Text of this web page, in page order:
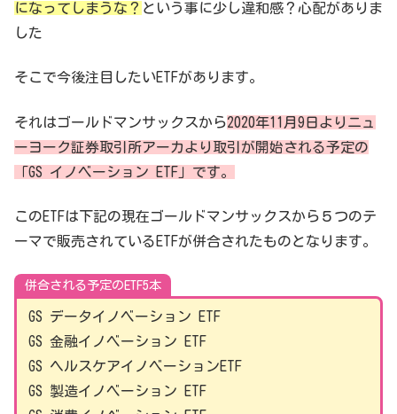
になってしまうな？ という事に少し違和感？心配がありま
した
そこで今後注目したいETFがあります。
それはゴールドマンサックスから2020年11月9日よりニュ
ーヨーク証券取引所アーカより取引が開始される予定の
「GS イノベーション ETF」です。
このETFは下記の現在ゴールドマンサックスから５つのテ
ーマで販売されているETFが併合されたものとなります。
併合される予定のETF5本
GS データイノベーション ETF
GS 金融イノベーション ETF
GS ヘルスケアイノベーションETF
GS 製造イノベーション ETF